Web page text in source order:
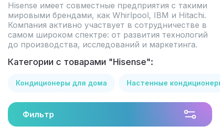
Hisense имеет совместные предприятия с такими
мировыми брендами, как Whirlpool, IBM и Hitachi.
Компания активно участвует в сотрудничестве в
самом широком спектре: от развития технологий
до производства, исследований и маркетинга.
Категории с товарами "Hisense":
Кондиционеры для дома Настенные
Фильтр